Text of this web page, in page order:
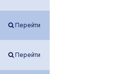
Перейти
Перейти